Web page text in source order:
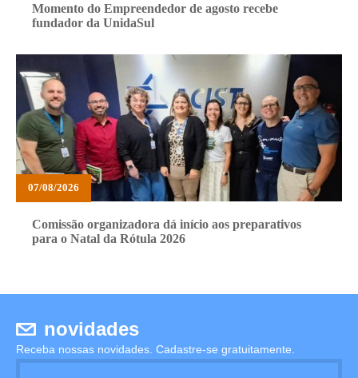
Momento do Empreendedor de agosto recebe
fundador da UnidaSul
07/08/2026
Comissão organizadora dá início aos preparativos
para o Natal da Rótula 2026
novidades
Receba nossas novidades. Cadastre-se gratuitamente.